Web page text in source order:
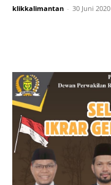
klikkalimantan - 30 Juni 2020